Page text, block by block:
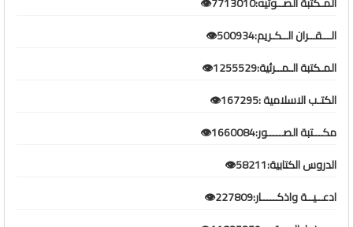
الـــقــران الــكـريم:500934👁️
المـكتبة الـمــرئية:1255529👁️
الكتـب الاسلامية :167295👁️
مكـــتبة الصـــــور:1660084👁️
الدروس الكتابية:58211👁️
ادعــيــة واذكـــــار:227809👁️